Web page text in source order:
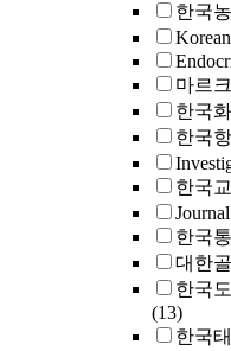
한국
마르
한국
한국
한국
한국
대한
한국
(13)
한국